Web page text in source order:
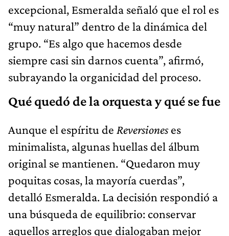
excepcional, Esmeralda señaló que el rol es
“muy natural” dentro de la dinámica del
grupo. “Es algo que hacemos desde
siempre casi sin darnos cuenta”, afirmó,
subrayando la organicidad del proceso.
Qué quedó de la orquesta y qué se fue
Aunque el espíritu de Reversioneses
minimalista, algunas huellas del álbum
original se mantienen. “Quedaron muy
poquitas cosas, la mayoría cuerdas”,
detalló Esmeralda. La decisión respondió a
una búsqueda de equilibrio: conservar
aquellos arreglos que dialogaban mejor